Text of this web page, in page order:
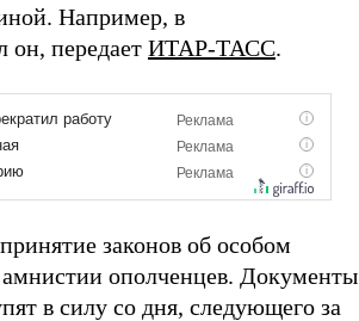
Например, в
он, передает ИТАР-ТАСС.
законов об особом
амнистии ополченцев. Документы
в силу со дня, следующего за